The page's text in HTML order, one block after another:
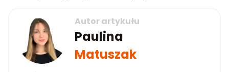
Autor artykułu
Paulina
Matuszak